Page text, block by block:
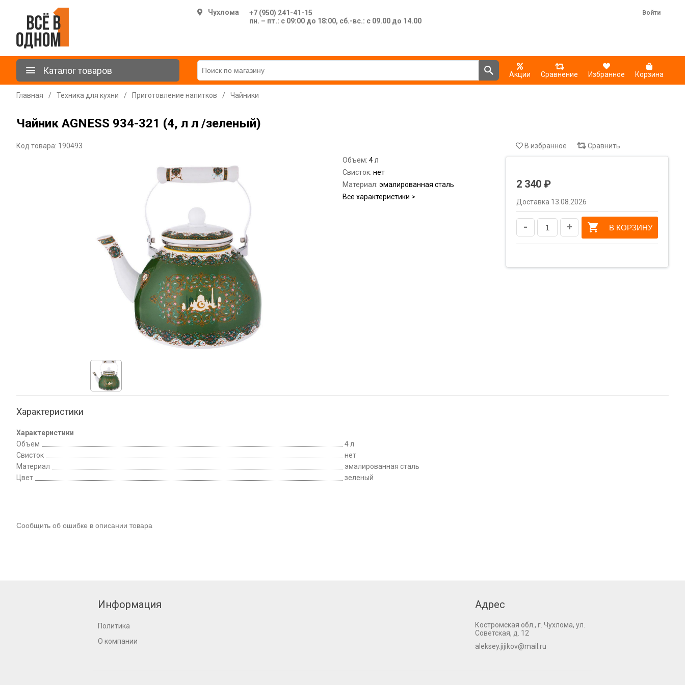
Чухлома
+7 (950) 241-41-15
пн. – пт.: с 09:00 до 18:00, сб.-вс.: с 09.00 до 14.00
Войти
Каталог товаров Акции Сравнение Избранное Корзина
Главная / Техника для кухни / Приготовление напитков / Чайники
Чайник AGNESS 934-321 (4, л л /зеленый)
Код товара: 190493
Объем: 4 л
Свисток: нет
Материал: эмалированная сталь
Все характеристики >
В избранное Сравнить
2 340 ₽
Доставка 13.08.2026
- + В КОРЗИНУ
Характеристики
Характеристики
Объем
4 л
Свисток
нет
Материал
эмалированная сталь
Цвет
зеленый
Сообщить об ошибке в описании товара
Информация
Политика
О компании
Адрес
Костромская обл., г. Чухлома, ул.
Советская, д. 12
aleksey.jijikov@mail.ru